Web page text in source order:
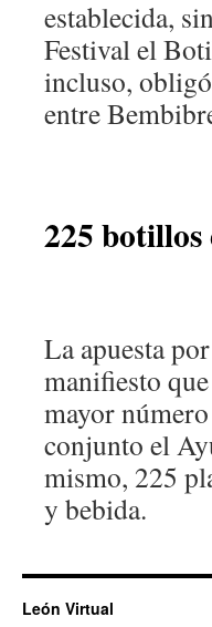
establecida,
Festival el
incluso,
entre
225
La apuesta
manifiesto
mayor
conjunto el
mismo, 225
y bebida.
León Virtual